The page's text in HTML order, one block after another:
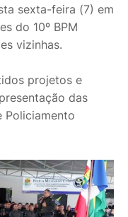
sexta-feira (7) em
do 10º BPM
vizinhas.
projetos e
das
Policiamento